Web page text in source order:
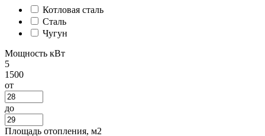
Котловая сталь
Сталь
Чугун
Мощность кВт
5
1500
от
до
Площадь отопления, м2